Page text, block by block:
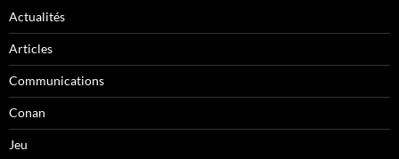
Actualités
Articles
Communications
Conan
Jeu